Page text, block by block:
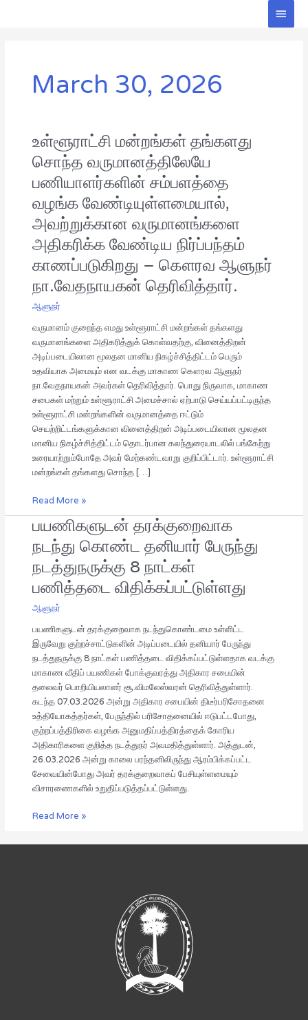
Main
March 30, 2026
உள்ளூராட்சி மன்றங்கள் தங்களது
சொந்த வருமானத்திலேயே
பணியாளர்களின் சம்பளத்தை
வழங்க வேண்டியுள்ளமையால்,
அவற்றுக்கான வருமானங்களை
அதிகரிக்க வேண்டிய நிர்ப்பந்தம்
காணப்படுகிறது – கௌரவ ஆளுநர்
நா.வேதநாயகன் தெரிவித்தார்.
ஆளுநர்
வருமானம் குறைந்த எமது உள்ளூராட்சி மன்றங்கள் தங்களது
வருமானங்களை அதிகரித்துக் கொள்வதற்கு, வினைத்திறன்
அடிப்படையிலான மூலதன மானிய நிகழ்ச்சித்திட்டம் பெரும்
உதவியாக அமையும் என வடக்கு மாகாண கௌரவ ஆளுநர்
நா.வேதநாயகன் அவர்கள் தெரிவித்தார். பொது நிருவாக, மாகாண
சபைகள் மற்றும் உள்ளூராட்சி அமைச்சால் ஏற்பாடு செய்யப்பட்டிருந்த
உள்ளூராட்சி மன்றங்களின் வருமானத்தை ஈட்டும்
செயற்றிட்டங்களுக்கான வினைத்திறன் அடிப்படையிலான மூலதன
மானிய நிகழ்ச்சித்திட்டம் தொடர்பான கலந்துரையாடலில் பங்கேற்று
உரையாற்றும்போதே அவர் மேற்கண்டவாறு குறிப்பிட்டார். உள்ளூராட்சி
மன்றங்கள் தங்களது சொந்த […]
உள்ளூராட்சி
மன்றங்கள்
தங்களது
சொந்த
வருமானத்திலேயே
பணியாளர்களின்
சம்பளத்தை
வழங்க
வேண்டியுள்ளமையால்,
அவற்றுக்கான
வருமானங்களை
அதிகரிக்க
வேண்டிய
நிர்ப்பந்தம்
காணப்படுகிறது
–
கௌரவ
ஆளுநர்
நா.வேதநாயகன்
தெரிவித்தார்.
Read More »
பயணிகளுடன் தரக்குறைவாக
நடந்து கொண்ட தனியார் பேருந்து
நடத்துநருக்கு 8 நாட்கள்
பணித்தடை விதிக்கப்பட்டுள்ளது
ஆளுநர்
பயணிகளுடன் தரக்குறைவாக நடந்துகொண்டமை உள்ளிட்ட
இருவேறு குற்றச்சாட்டுகளின் அடிப்படையில் தனியார் பேருந்து
நடத்துநருக்கு 8 நாட்கள் பணித்தடை விதிக்கப்பட்டுள்ளதாக வடக்கு
மாகாண வீதிப் பயணிகள் போக்குவரத்து அதிகார சபையின்
தலைவர் பொறியியலாளர் சூ.விமலேஸ்வரன் தெரிவித்துள்ளார்.
கடந்த 07.03.2026 அன்று அதிகார சபையின் திடீர்பரிசோதனை
உத்தியோகத்தர்கள், பேருந்தில் பரிசோதனையில் ஈடுபட்டபோது,
குற்றப்பத்திரிகை வழங்க அனுமதிப்பத்திரத்தைக் கோரிய
அதிகாரிகளை குறித்த நடத்துநர் அவமதித்துள்ளார். அத்துடன்,
26.03.2026 அன்று காலை பரந்தனிலிருந்து ஆரம்பிக்கப்பட்ட
சேவையின்போது அவர் தரக்குறைவாகப் பேசியுள்ளமையும்
விசாரணைகளில் உறுதிப்படுத்தப்பட்டுள்ளது.
பயணிகளுடன்
தரக்குறைவாக
நடந்து
கொண்ட
தனியார்
பேருந்து
நடத்துநருக்கு
நாட்கள்
பணித்தடை
விதிக்கப்பட்டுள்ளது
Read More »